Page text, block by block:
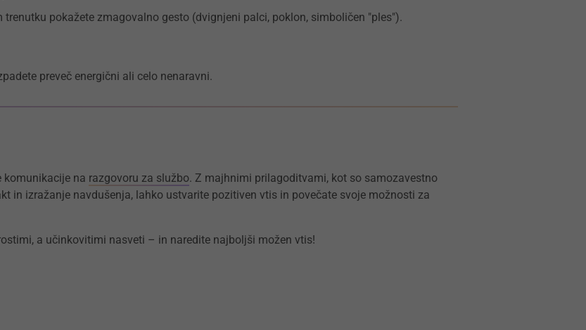
trenutku pokažete zmagovalno gesto (dvignjeni palci, poklon, simboličen "ples").
preveč energični ali celo nenaravni.
komunikacije na razgovoru za službo. Z majhnimi prilagoditvami, kot so samozavestno
in izražanje navdušenja, lahko ustvarite pozitiven vtis in povečate svoje možnosti za
a učinkovitimi nasveti – in naredite najboljši možen vtis!